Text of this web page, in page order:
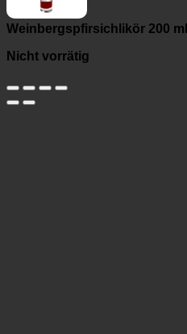
Weinbergspfirsichlikör 200 ml
Nicht vorrätig